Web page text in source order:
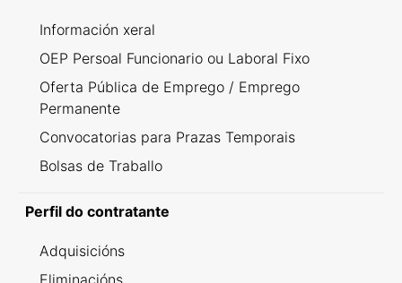
Información xeral
OEP Persoal Funcionario ou Laboral Fixo
Oferta Pública de Emprego / Emprego
Permanente
Convocatorias para Prazas Temporais
Bolsas de Traballo
Perfil do contratante
Adquisicións
Eliminacións